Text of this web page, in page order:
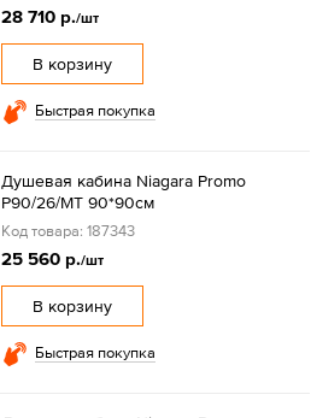
28 710 р./шт
В корзину
Быстрая покупка
Душевая кабина Niagara Promo
P90/26/MT 90*90см
Код товара: 187343
25 560 р./шт
В корзину
Быстрая покупка